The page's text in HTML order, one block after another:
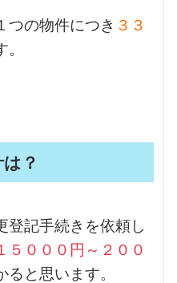
つの物件につき ３３
？
登記手続きを依頼し
５０００円～２００
ると思います。